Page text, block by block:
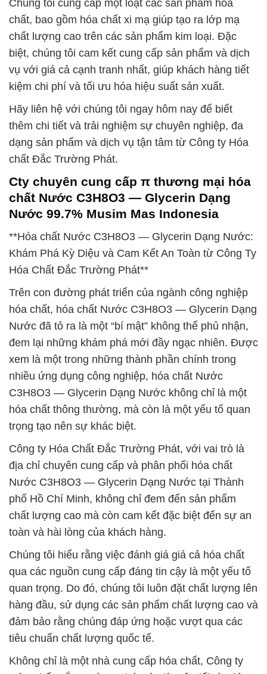
Chúng tôi cung cấp một loạt các sản phẩm hóa
chất, bao gồm hóa chất xi mạ giúp tạo ra lớp mạ
chất lượng cao trên các sản phẩm kim loại. Đặc
biệt, chúng tôi cam kết cung cấp sản phẩm và dịch
vụ với giá cả cạnh tranh nhất, giúp khách hàng tiết
kiệm chi phí và tối ưu hóa hiệu suất sản xuất.
Hãy liên hệ với chúng tôi ngay hôm nay để biết
thêm chi tiết và trải nghiệm sự chuyên nghiệp, đa
dạng sản phẩm và dịch vụ tận tâm từ Công ty Hóa
chất Đắc Trường Phát.
Cty chuyên cung cấp π thương mại hóa
chất Nước C3H8O3 — Glycerin Dạng
Nước 99.7% Musim Mas Indonesia
**Hóa chất Nước C3H8O3 — Glycerin Dạng Nước:
Khám Phá Kỳ Diệu và Cam Kết An Toàn từ Công Ty
Hóa Chất Đắc Trường Phát**
Trên con đường phát triển của ngành công nghiệp
hóa chất, hóa chất Nước C3H8O3 — Glycerin Dạng
Nước đã tỏ ra là một “bí mật” không thể phủ nhận,
đem lại những khám phá mới đầy ngạc nhiên. Được
xem là một trong những thành phần chính trong
nhiều ứng dụng công nghiệp, hóa chất Nước
C3H8O3 — Glycerin Dạng Nước không chỉ là một
hóa chất thông thường, mà còn là một yếu tố quan
trọng tạo nên sự khác biệt.
Công ty Hóa Chất Đắc Trường Phát, với vai trò là
địa chỉ chuyên cung cấp và phân phối hóa chất
Nước C3H8O3 — Glycerin Dạng Nước tại Thành
phố Hồ Chí Minh, không chỉ đem đến sản phẩm
chất lượng cao mà còn cam kết đặc biệt đến sự an
toàn và hài lòng của khách hàng.
Chúng tôi hiểu rằng việc đánh giá giá cả hóa chất
qua các nguồn cung cấp đáng tin cậy là một yếu tố
quan trọng. Do đó, chúng tôi luôn đặt chất lượng lên
hàng đầu, sử dụng các sản phẩm chất lượng cao và
đảm bảo rằng chúng đáp ứng hoặc vượt qua các
tiêu chuẩn chất lượng quốc tế.
Không chỉ là một nhà cung cấp hóa chất, Công ty